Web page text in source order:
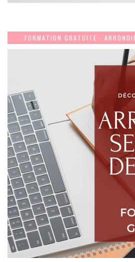
FORMATION GRATUITE :